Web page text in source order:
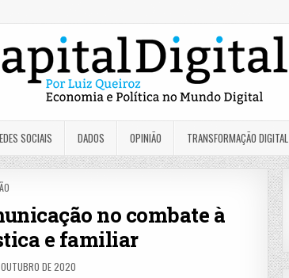
SOCIAIS DADOS OPINIÃO TRANSFORMAÇÃO DIGITAL
no combate à
e familiar
DE 2020